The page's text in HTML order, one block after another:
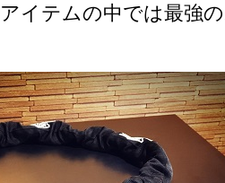
イテムの中では最強